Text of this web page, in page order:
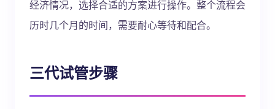
经济情况，选择合适的方案进行操作。整个流程会
历时几个月的时间，需要耐心等待和配合。
三代试管步骤